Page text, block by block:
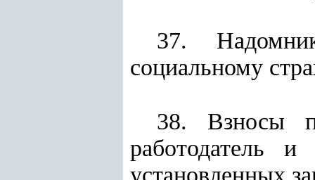
37.
социальному
38. Взносы
работодатель
установленных